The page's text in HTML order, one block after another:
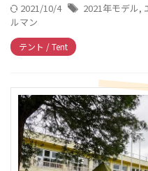
2021/10/4 2021年モデル,
ルマン
テント / Tent